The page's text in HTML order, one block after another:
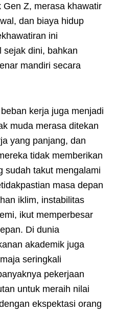
Z, merasa khawatir
dan biaya hidup
ini
sejak dini, bahkan
mandiri secara
kerja juga menjadi
muda merasa ditekan
yang panjang, dan
tidak memberikan
sudah takut mengalami
masa depan
iklim, instabilitas
ikut memperbesar
Di dunia
akademik juga
seringkali
pekerjaan
untuk meraih nilai
ekspektasi orang